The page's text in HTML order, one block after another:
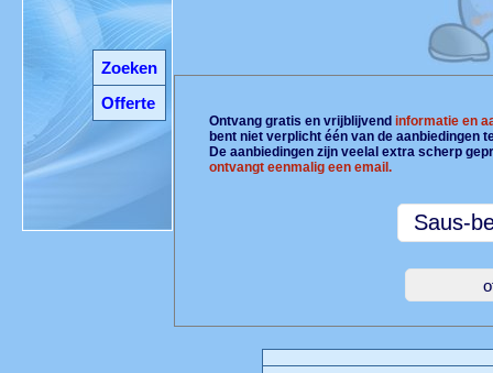
Zoeken
Offerte
Ontvang gratis en vrijblijvendinformatie en
bent niet verplicht één van de aanbiedingen
De aanbiedingen zijn veelal extra scherp
ontvangt eenmalig een email.